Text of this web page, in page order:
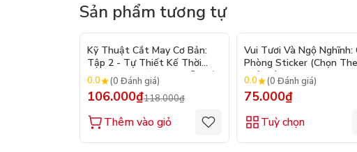
Sản phẩm tương tự
- 10%
Kỹ Thuật Cắt May Cơ Bản:
Tập 2 - Tự Thiết Kế Thời
Trang Nam Nữ - Tạo Mẫu Rập
- Kỹ Thuật Nhảy Size
0.0 (0 Đánh giá)
106.000₫118.000₫
Thêm vào giỏ
Vui Tươi Và Ngộ Nghĩnh:
Phòng Sticker (Chọn
Chủ Đề) - Hơn 250 Sticker
0.0 (0 Đánh giá)
75.000₫
Tuỳ chọn